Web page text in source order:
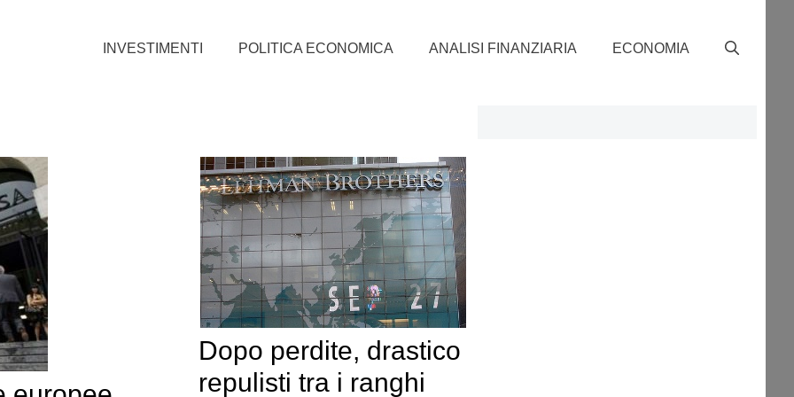
INVESTIMENTI POLITICA ECONOMICA ANALISI FINANZIARIA ECONOMIA
Dopo perdite, drastico
repulisti tra i ranghi